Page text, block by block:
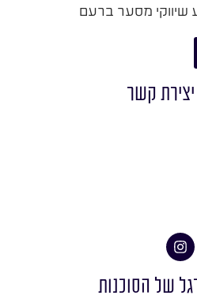
מסער ברעם
קשר
של הסוכנות